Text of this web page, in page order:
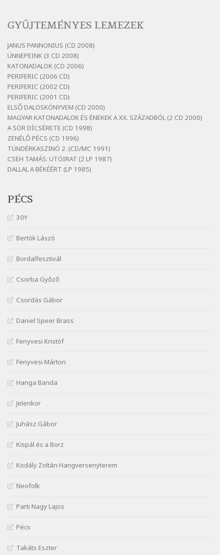
Bertók László: Vásáros
Szélkiáltó
Bertók László: Vizibolt
Szélkiáltó
Bornemissza Endre: Szitakötő
Szélkiáltó
Detlev von Liliencron: Bölcsődal
Szélkiáltó
Fenyvesi Béla: Lesz-e még menedék?
Szélkiáltó
Fenyvesi Béla: Szélkiáltó kánon
Szélkiáltó
Szélkiáltó
Galambosi László: Kalapos
Győri László: Jönnek a törökök
Szélkiáltó
török ellen hadba induló Mátyás királyért
Janus Pannonius: Névváltoztatásáról
Szélkiáltó
Szélkiáltó
József Attila: Hajad az ujjamé
József Attila: Jaj, majdnem
Szélkiáltó
Szélkiáltó
József Attila: Mióta elmentél
József Attila: Ne bántsda gyönge nőt
Szélkiáltó
GYŰJTEMÉNYES LEMEZEK
JANUS PANNONIUS (CD 2008)
ÜNNEPEINK (3 CD 2008)
KATONADALOK (CD 2006)
PERIFERIC (2006 CD)
PERIFERIC (2002 CD)
PERIFERIC (2001 CD)
ELSŐ DALOSKÖNYVEM (CD 2000)
MAGYAR KATONADALOK ÉS ÉNEKEK A XX. SZÁZADBÓL (2 CD 2000)
A SÖR DÍCSÉRETE (CD 1998)
ZENÉLŐ PÉCS (CD 1996)
TÜNDÉRKASZINÓ 2. (CD/MC 1991)
CSEH TAMÁS: UTÓIRAT (2 LP 1987)
DALLAL A BÉKÉÉRT (LP 1985)
PÉCS
30Y
Bertók Lászó
Bordalfesztivál
Csorba Győző
Csordás Gábor
Daniel Speer Brass
Fenyvesi Kristóf
Fenyvesi Márton
Hanga Banda
Jelenkor
Juhász Gábor
Kispál és a Borz
Kodály Zoltán Hangversenyterem
Neofolk
Parti Nagy Lajos
Pécs
Takáts Eszter